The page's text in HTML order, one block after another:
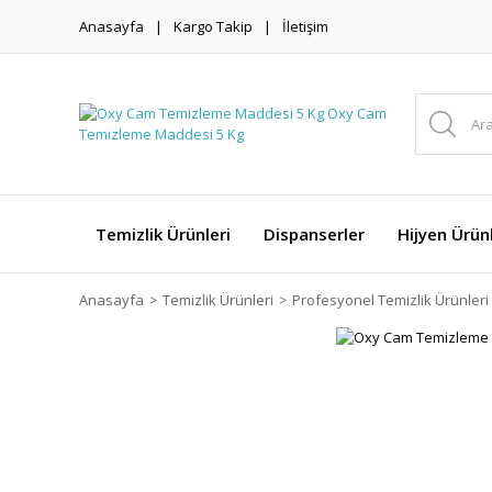
Anasayfa Kargo Takip İletişim
Temizlik Ürünleri Dispanserler Hijyen
Anasayfa Temizlik Ürünleri Profesyonel Temizlik Ürünleri